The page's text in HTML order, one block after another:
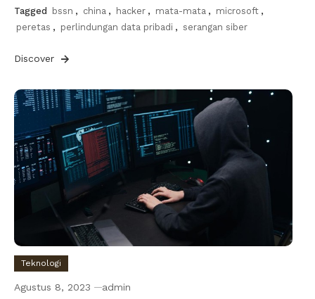
Tagged bssn , china , hacker , mata-mata , microsoft ,
peretas , perlindungan data pribadi , serangan siber
Discover
Teknologi
Agustus 8, 2023 admin